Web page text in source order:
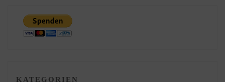
KATEGORIEN